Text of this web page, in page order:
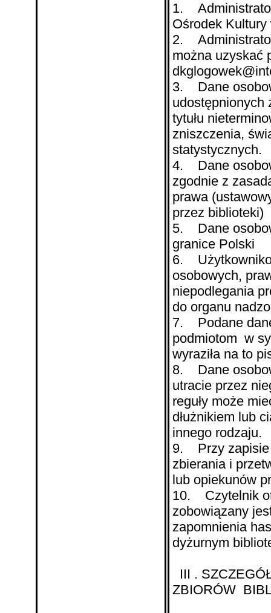
1.
Ośrodek
2.
można uzyskać
3. Dane
udostępnionych
tytułu
zniszczenia,
statystycznych.
4. Dane
zgodnie z
prawa
przez biblioteki)
5. Dane
granice Polski
6.
osobowych,
niepodlegania
do organu
7. Podane
podmiotom w
wyraziła na to
8. Dane
utracie przez
reguły może
dłużnikiem lub
innego rodzaju.
9. Przy zapisie
zbierania i
lub opiekunów
10. Czytelnik
zobowiązany
zapomnienia
dyżurnym
III .
ZBIORÓW